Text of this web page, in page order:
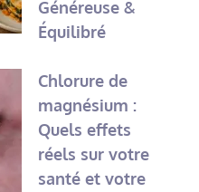
Généreuse &
Équilibré
Chlorure de
magnésium :
Quels effets
réels sur votre
santé et votre